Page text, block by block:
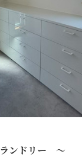
ンドリー ～